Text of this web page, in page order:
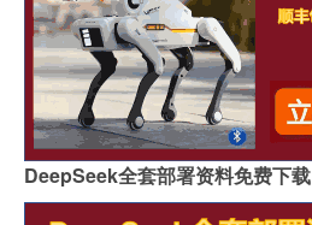
DeepSeek全套部署资料免费下载